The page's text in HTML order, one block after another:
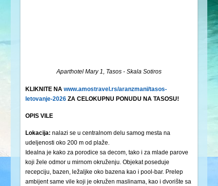
Aparthotel Mary 1, Tasos - Skala Sotiros
KLIKNITE NAwww.amostravel.rs/aranzmani/tasos-
letovanje-2026 ZA CELOKUPNU PONUDU NA TASOSU!
OPIS VILE
Lokacija: nalazi se u centralnom delu samog mesta na
udeljenosti oko 200 m od plaže.
Idealna je kako za porodice sa decom, tako i za mlade parove
koji žele odmor u mirnom okruženju. Objekat poseduje
recepciju, bazen, ležaljke oko bazena kao i pool-bar. Prelep
ambijent same vile koji je okružen maslinama, kao i dvorište sa